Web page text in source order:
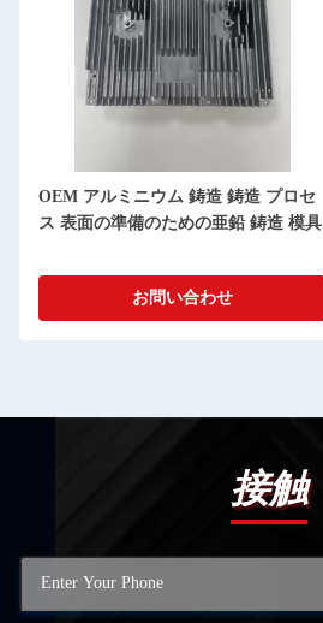
OEM アルミニウム 鋳造 鋳造 プロセ
ス 表面の準備のための亜鉛 鋳造 模具
お問い合わせ
接触